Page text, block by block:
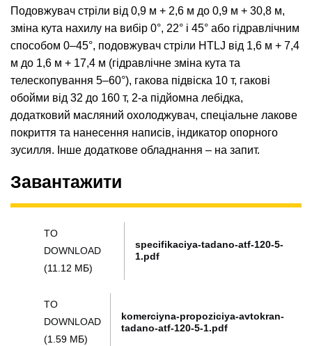
Подовжувач стріли від 0,9 м + 2,6 м до 0,9 м + 30,8 м,
зміна кута нахилу на вибір 0°, 22° і 45° або гідравлічним
способом 0–45°, подовжувач стріли HTLJ від 1,6 м + 7,4
м до 1,6 м + 17,4 м (гідравлічне зміна кута та
телескопування 5–60°), гакова підвіска 10 т, гакові
обойми від 32 до 160 т, 2-а підйомна лебідка,
додатковий масляний охолоджувач, спеціальне лакове
покриття та нанесення написів, індикатор опорного
зусилля. Інше додаткове обладнання – на запит.
Завантажити
TO
DOWNLOAD
(11.12 МБ)
specifikaciya-tadano-atf-120-5-
1.pdf
TO
DOWNLOAD
(1.59 МБ)
komerciyna-propoziciya-avtokran-
tadano-atf-120-5-1.pdf